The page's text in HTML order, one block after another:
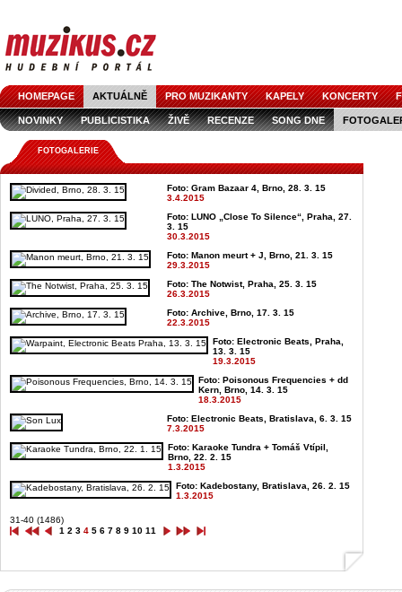
HOMEPAGE AKTUÁLNĚ PRO MUZIKANTY KAPELY KONCERTY
NOVINKY PUBLICISTIKA ŽIVĚ RECENZE SONG DNE
FOTOGALERIE
Foto: Gram Bazaar 4, Brno, 28. 3. 15
3.4.2015
Foto: LUNO „Close To Silence“, Praha, 27.
3. 15
30.3.2015
Foto: Manon meurt + J, Brno, 21. 3. 15
29.3.2015
Foto: The Notwist, Praha, 25. 3. 15
26.3.2015
Foto: Archive, Brno, 17. 3. 15
22.3.2015
Foto: Electronic Beats, Praha,
13. 3. 15
19.3.2015
Foto: Poisonous Frequencies + dd
Kern, Brno, 14. 3. 15
18.3.2015
Foto: Electronic Beats, Bratislava, 6. 3. 15
7.3.2015
Foto: Karaoke Tundra + Tomáš Vtípil,
Brno, 22. 2. 15
1.3.2015
Foto: Kadebostany, Bratislava, 26. 2. 15
1.3.2015
31-40 (1486)
1 2 3 4 5 6 7 8 9 10 11